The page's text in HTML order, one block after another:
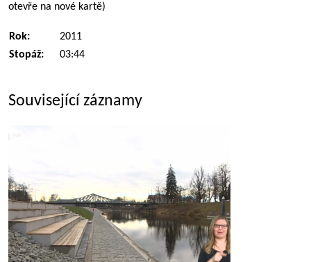
otevře na nové kartě)
Rok:
2011
Stopáž:
03:44
Související záznamy